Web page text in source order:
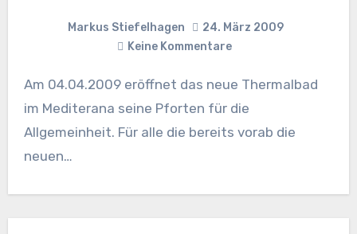
Markus Stiefelhagen
24. März 2009
Keine Kommentare
Am 04.04.2009 eröffnet das neue Thermalbad
im Mediterana seine Pforten für die
Allgemeinheit. Für alle die bereits vorab die
neuen…